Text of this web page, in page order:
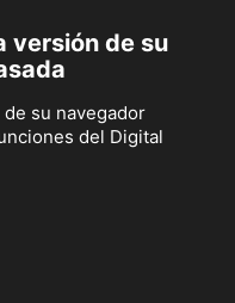
versión de su
su navegador
del Digital